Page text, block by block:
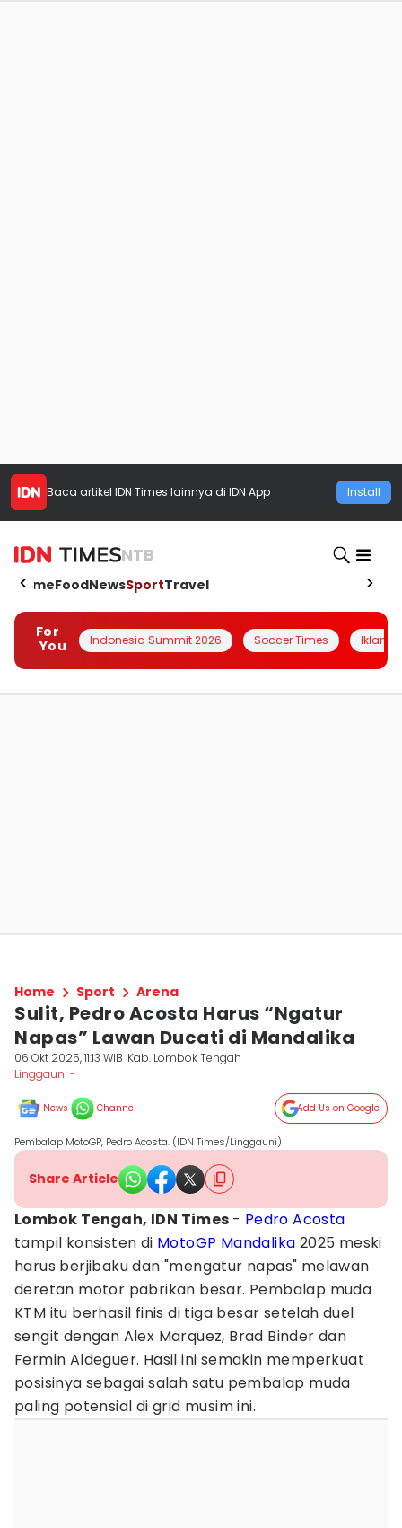
Baca artikel IDN Times lainnya di IDN App Install
NTB
HomeFoodNewsSportTravel
For
You
Indonesia Summit 2026 Soccer Times Iklanin
Home Sport Arena
Sulit, Pedro Acosta Harus “Ngatur
Napas” Lawan Ducati di Mandalika
06 Okt 2025, 11:13 WIB Kab. Lombok Tengah
Linggauni -
News Channel Add Us on Google
Pembalap MotoGP, Pedro Acosta. (IDN Times/Linggauni)
Share Article
Lombok Tengah, IDN Times - Pedro Acosta
tampil konsisten di MotoGP Mandalika 2025 meski
harus berjibaku dan "mengatur napas" melawan
deretan motor pabrikan besar. Pembalap muda
KTM itu berhasil finis di tiga besar setelah duel
sengit dengan Alex Marquez, Brad Binder dan
Fermin Aldeguer. Hasil ini semakin memperkuat
posisinya sebagai salah satu pembalap muda
paling potensial di grid musim ini.